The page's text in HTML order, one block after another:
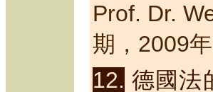
Prof. Dr.
期， 2009
12. 德國法